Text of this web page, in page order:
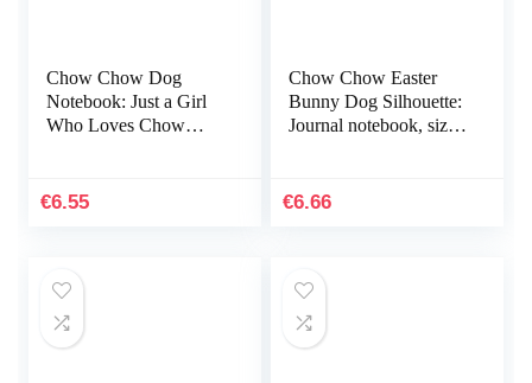
Chow Chow Dog
Notebook: Just a Girl
Who Loves Chow
Large Enough to
€6.55
Chow Chow Easter
Bunny Dog Silhouette:
Journal notebook, size
€6.66